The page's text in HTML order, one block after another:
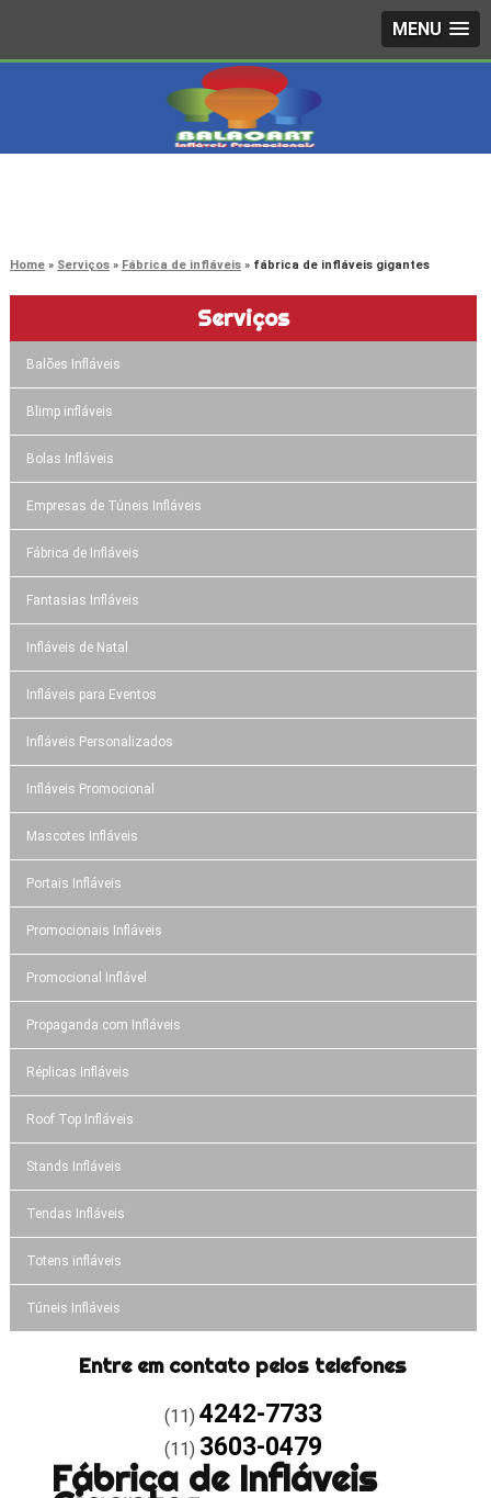
MENU
Home Serviços Fábrica de infláveis fábrica de infláveis gigantes
Serviços
Balões Infláveis
Blimp infláveis
Bolas Infláveis
Empresas de Túneis Infláveis
Fábrica de Infláveis
Fantasias Infláveis
Infláveis de Natal
Infláveis para Eventos
Infláveis Personalizados
Infláveis Promocional
Mascotes Infláveis
Portais Infláveis
Promocionais Infláveis
Promocional Inflável
Propaganda com Infláveis
Réplicas Infláveis
Roof Top Infláveis
Stands Infláveis
Tendas Infláveis
Totens infláveis
Túneis Infláveis
Entre em contato pelos telefones
(11) 4242-7733
(11) 3603-0479
Fábrica de Infláveis